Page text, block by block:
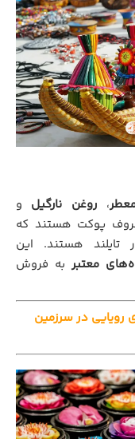
، روغن نارگیل و
پوکت هستند که
تایلند هستند. این
معتبربه فروش
رویایی در سرزمین